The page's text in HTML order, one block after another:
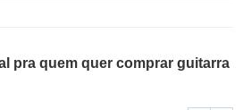
pra quem quer comprar guitarra